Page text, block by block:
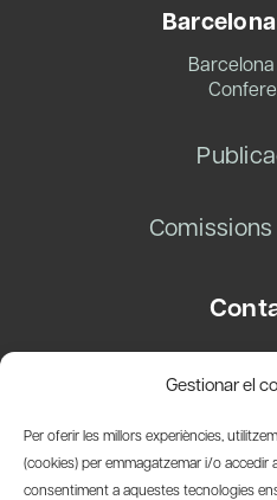
Gestionar el
Per oferir les millors experiències,
(cookies) per emmagatzemar i/o accedir
consentiment a aquestes tecnologies
08003